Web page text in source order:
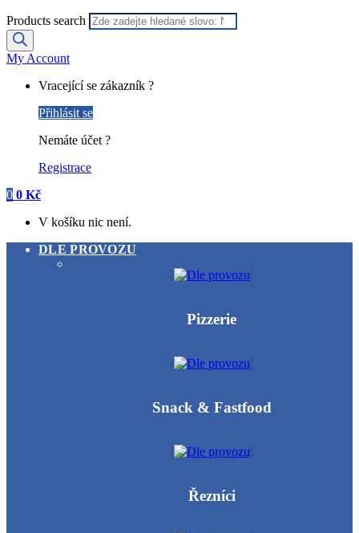
Products search
My Account
Vracející se zákazník ?
Přihlásit se
Nemáte účet ?
Registrace
0 0 Kč
V košíku nic není.
DLE PROVOZU
Pizzerie
Snack & Fastfood
Řezníci